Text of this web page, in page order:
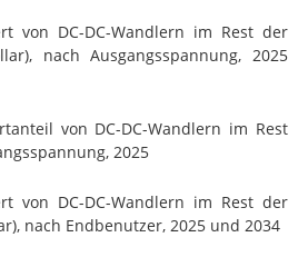
von DC-DC-Wandlern im Rest der
nach Ausgangsspannung, 2025
von DC-DC-Wandlern im Rest
2025
von DC-DC-Wandlern im Rest der
nach Endbenutzer, 2025 und 2034